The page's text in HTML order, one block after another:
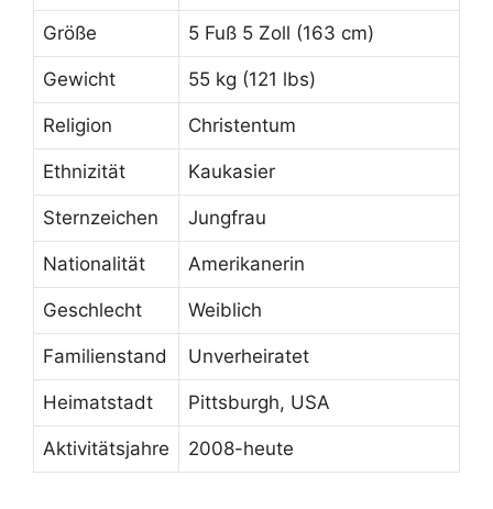
Größe 5 Fuß 5 Zoll (163 cm)
Gewicht 55 kg (121 lbs)
Religion Christentum
Ethnizität Kaukasier
Sternzeichen Jungfrau
Nationalität Amerikanerin
Geschlecht Weiblich
Familienstand Unverheiratet
Heimatstadt Pittsburgh, USA
Aktivitätsjahre 2008-heute